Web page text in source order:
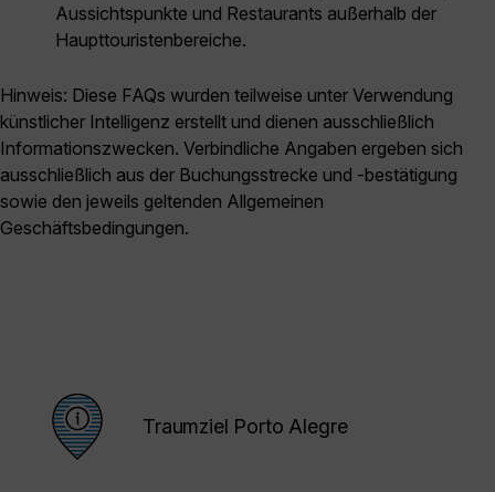
Aussichtspunkte und Restaurants außerhalb der
Haupttouristenbereiche.
Hinweis: Diese FAQs wurden teilweise unter Verwendung
künstlicher Intelligenz erstellt und dienen ausschließlich
Informationszwecken. Verbindliche Angaben ergeben sich
ausschließlich aus der Buchungsstrecke und -bestätigung
sowie den jeweils geltenden Allgemeinen
Geschäftsbedingungen.
Traumziel Porto Alegre